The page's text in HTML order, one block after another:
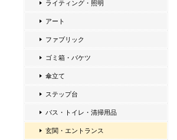
ライティング・照明
アート
ファブリック
ゴミ箱・バケツ
傘立て
ステップ台
バス・トイレ・清掃用品
玄関・エントランス